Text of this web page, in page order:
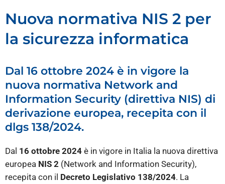
Nuova normativa NIS 2 per
la sicurezza informatica
Dal 16 ottobre 2024 è in vigore la
nuova normativa Network and
Information Security (direttiva NIS) di
derivazione europea, recepita con il
dlgs 138/2024.
Dal 16 ottobre 2024 è in vigore in Italia la nuova direttiva
europea NIS 2 (Network and Information Security),
recepita con il Decreto Legislativo 138/2024. La